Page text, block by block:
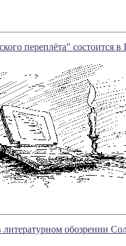
переплёта" состоится
обозрении